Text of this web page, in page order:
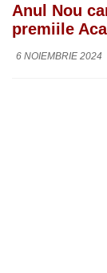
Anul Nou
premiile
6 NOIEMBRIE 2024